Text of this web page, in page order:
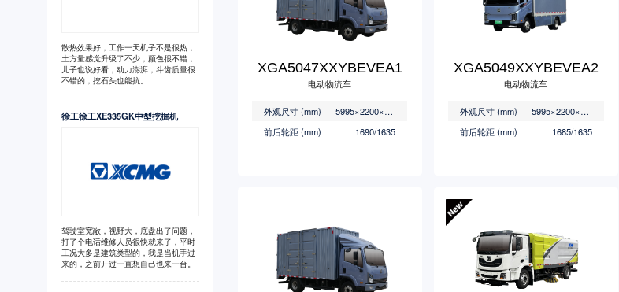
散热效果好，工作一天机子不是很热，
土方量感觉升级了不少，颜色很不错，
儿子也说好看，动力澎湃，斗齿质量很
不错的，挖石头也能抗。
徐工徐工XE335GK中型挖掘机
驾驶室宽敞，视野大，底盘出了问题，
打了个电话维修人员很快就来了，平时
工况大多是建筑类型的，我是当机手过
来的，之前开过一直想自己也来一台。
XGA5047XXYBEVEA1
电动物流车
外观尺寸 (mm)
5995×2200×3350
前后轮距 (mm)
1690/1635
XGA5049XXYBEVEA2
电动物流车
外观尺寸 (mm)
5995×2200×3150/3200/3250/3300/3350
前后轮距 (mm)
1685/1635